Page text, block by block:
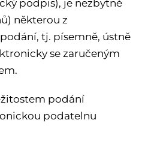
podpis), je nezbytné
některou z
tj. písemně, ústně
se zaručeným
podání
podatelnu